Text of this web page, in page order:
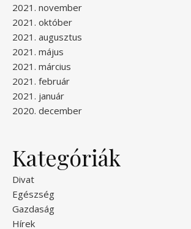
2021. november
2021. október
2021. augusztus
2021. május
2021. március
2021. február
2021. január
2020. december
Kategóriák
Divat
Egészség
Gazdaság
Hírek